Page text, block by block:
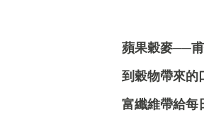
蘋果穀麥──
到穀物帶來的
富纖維帶給每